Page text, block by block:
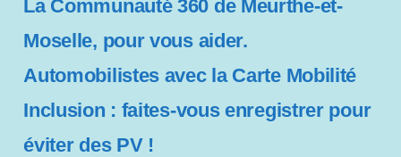
t
La Communauté 360 de Meurthe-et-
Moselle, pour vous aider.
Automobilistes avec la Carte Mobilité
Inclusion : faites-vous enregistrer pour
éviter des PV !